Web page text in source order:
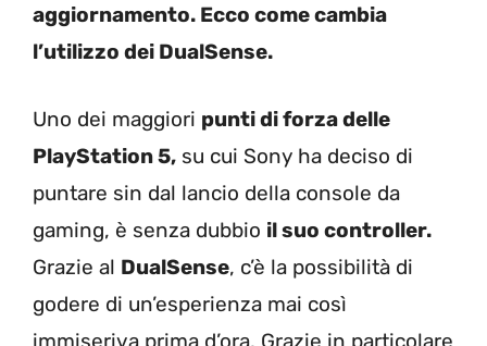
aggiornamento. Ecco come cambia
l’utilizzo dei DualSense.
Uno dei maggiori punti di forza delle
PlayStation 5, su cui Sony ha deciso di
puntare sin dal lancio della console da
gaming, è senza dubbio il suo controller.
Grazie al DualSense, c’è la possibilità di
godere di un’esperienza mai così